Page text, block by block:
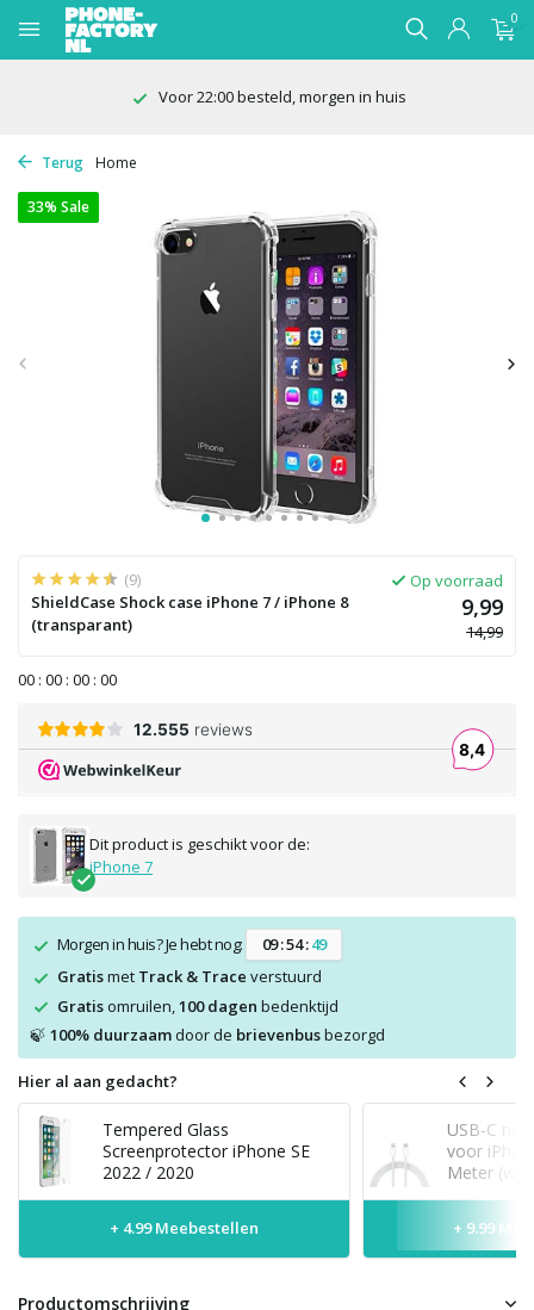
0
Voor 22:00 besteld, morgen in huis
Terug Home
33% Sale
(9)
ShieldCase Shock case iPhone 7 / iPhone 8
(transparant)
Op voorraad
9,99
14,99
00 : 00 : 00 : 00
Dit product is geschikt voor de:
iPhone 7
Morgen in huis? Je hebt nog: 09:54:49
Gratismet Track & Trace verstuurd
Gratisomruilen, 100 dagen bedenktijd
🍃 100% duurzaamdoor de brievenbusbezorgd
Hier al aan gedacht?
Tempered Glass
Screenprotector iPhone SE
2022 / 2020
+ 4.99 Meebestellen
USB-C
voor
Meter (wit)
+ 9.99
Productomschrijving